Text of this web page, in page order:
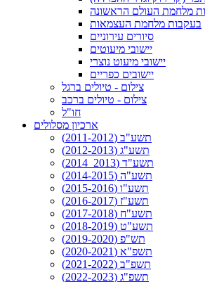
מלחמת העולם הראשונה
בעקבות מלחמת העצמאות
סיורים עירוניים
יישובי מיעוטים
יישובי מיעוט נוצרי
יישובים כפריים
צילום - טיולים ברגל
צילום - טיולים ברכב
חו"ל
ארכיון מסלולים
תשע"ב (2011-2012)
תשע"ג (2012-2013)
תשע"ד (2013_2014)
תשע"ה (2014-2015)
תשע"ו (2015-2016)
תשע"ז (2016-2017)
תשע"ח (2017-2018)
תשע"ט (2018-2019)
תש"פ (2019-2020)
תשפ"א (2020-2021)
תשפ"ב (2021-2022)
תשפ"ג (2022-2023)